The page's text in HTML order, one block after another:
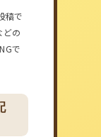
稿で
どの
で